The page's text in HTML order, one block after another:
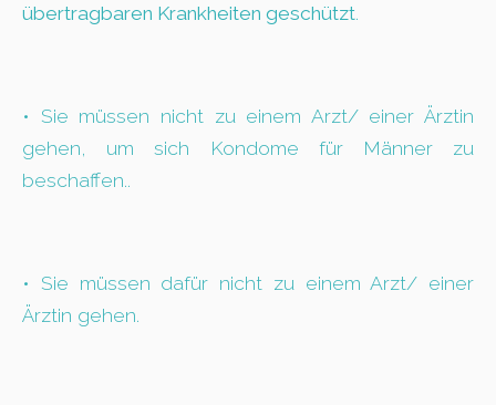
übertragbaren Krankheiten geschützt.
• Sie müssen nicht zu einem Arzt/ einer Ärztin
gehen, um sich Kondome für Männer zu
beschaffen..
• Sie müssen dafür nicht zu einem Arzt/ einer
Ärztin gehen.